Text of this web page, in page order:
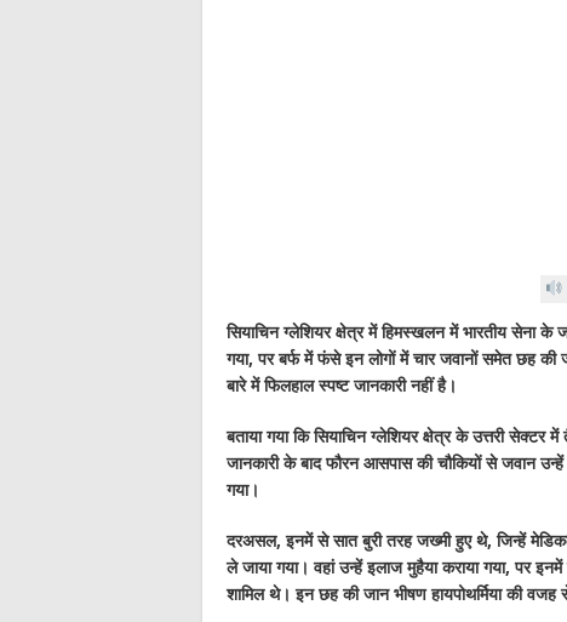
सियाचिन ग्लेशियर क्षेत्र में हिमस्खलन में भारतीय
गया, पर बर्फ में फंसे इन लोगों में चार जवानों समेत छह
बारे में फिलहाल स्पष्ट जानकारी नहीं है।
बताया गया कि सियाचिन ग्लेशियर क्षेत्र के उत्तरी
जानकारी के बाद फौरन आसपास की चौकियों से जवान
गया।
दरअसल, इनमें से सात बुरी तरह जख्मी हुए थे, जिन्हें
ले जाया गया। वहां उन्हें इलाज मुहैया कराया गया, पर
शामिल थे। इन छह की जान भीषण हायपोथर्मिया की वजह